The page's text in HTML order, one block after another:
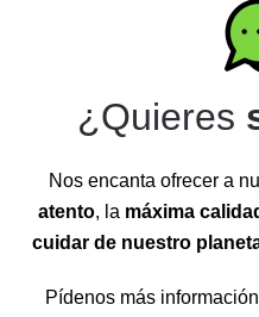
¿Quieres
Nos encanta ofrecer a
atento, la máxima
cuidar de nuestro
Pídenos más